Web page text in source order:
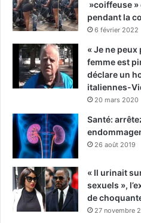
»coiffeuse
pendant la
6 février 2022
« Je ne
femme est
déclare un
italiennes-
20 mars 2020
Santé:
26 août 2019
« Il urinait
sexuels »,
de
27 novembre